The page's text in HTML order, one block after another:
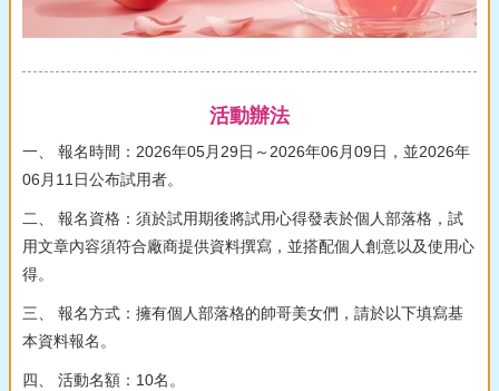
活動辦法
一、 報名時間：2026年05月29日～2026年06月09日，並2026年
06月11日公布試用者。
二、 報名資格：須於試用期後將試用心得發表於個人部落格，試
用文章內容須符合廠商提供資料撰寫，並搭配個人創意以及使用心
得。
三、 報名方式：擁有個人部落格的帥哥美女們，請於以下填寫基
本資料報名。
四、 活動名額：10名。